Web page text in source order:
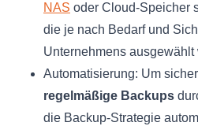
NAS oder Cloud-Speicher
die je nach Bedarf und
Unternehmens ausgewählt
Automatisierung: Um
regelmäßige Backups
die Backup-Strategie